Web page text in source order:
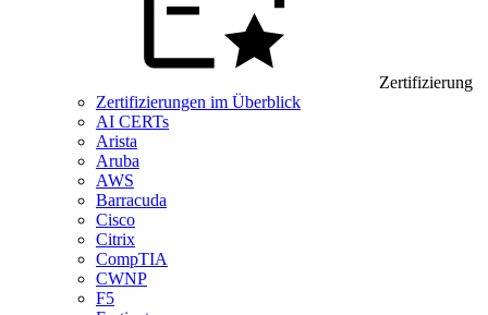
Zertifizierung
Zertifizierungen im Überblick
AI CERTs
Arista
Aruba
AWS
Barracuda
Cisco
Citrix
CompTIA
CWNP
F5